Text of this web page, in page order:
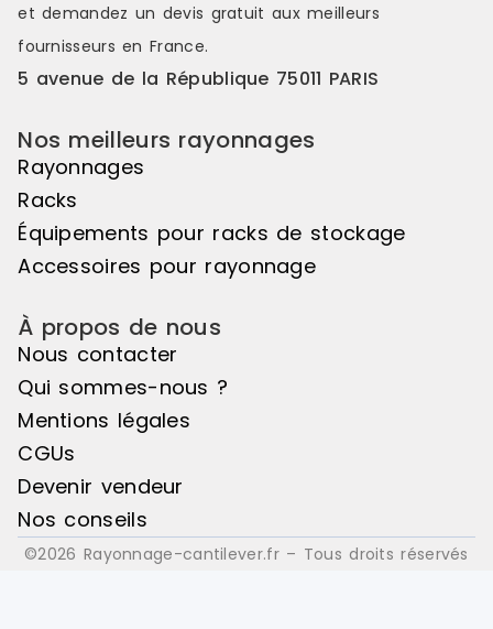
et demandez un devis gratuit aux meilleurs
fournisseurs en France.
5 avenue de la République 75011 PARIS
Nos meilleurs rayonnages
Rayonnages
Racks
Équipements pour racks de stockage
Accessoires pour rayonnage
À propos de nous
Nous contacter
Qui sommes-nous ?
Mentions légales
CGUs
Devenir vendeur
Nos conseils
©2026 Rayonnage-cantilever.fr – Tous droits réservés